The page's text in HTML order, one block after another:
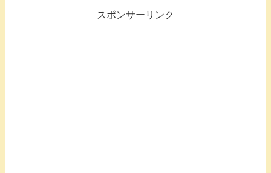
スポンサーリンク